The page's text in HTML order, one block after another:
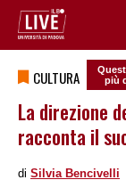
CULTURA
più
La direzione
racconta il
di Silvia Bencivelli